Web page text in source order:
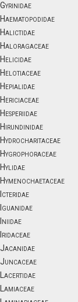
Gyrinidae
Haematopodidae
Halictidae
Haloragaceae
Helicidae
Helotiaceae
Hepialidae
Hericiaceae
Hesperiidae
Hirundinidae
Hydrocharitaceae
Hygrophoraceae
Hylidae
Hymenochaetaceae
Icteridae
Iguanidae
Iniidae
Iridaceae
Jacanidae
Juncaceae
Lacertidae
Lamiaceae